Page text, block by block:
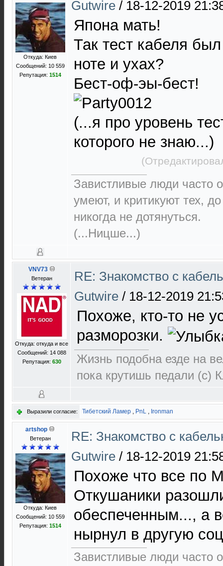
Откуда: Киев
Сообщений: 10 559
Репутация: 1514
Gutwire / 18-12-2019
Япона мать!
Так тест кабеля
ноте и ухах?
Бест-оф-эы-бест!
(...я про уровень
которого не знаю...)
Завистливые люди часто
умеют, и критикуют тех,
никогда не дотянуться.
(...Ницше...)
VNV73
Ветеран
Откуда: откуда и все
Сообщений: 14 088
Репутация: 630
RE: Знакомство с
Gutwire / 18-12-2019
Похоже, кто-то не
разморозки.
Жизнь подобна езде на
пока крутишь педали (с)
Выразили согласие: Тибетский Ламер , PnL , Ironman
artshop
Ветеран
Откуда: Киев
Сообщений: 10 559
Репутация: 1514
RE: Знакомство с
Gutwire / 18-12-2019
Похоже что все по
Откушаники
обеспеченным..., а
нырнул в другую
Завистливые люди часто